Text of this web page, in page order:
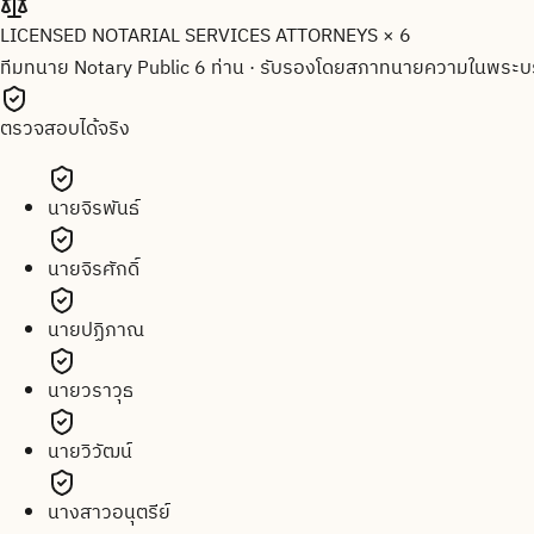
LICENSED NOTARIAL SERVICES ATTORNEYS × 6
ทีมทนาย Notary Public 6 ท่าน· รับรองโดยสภาทนายความในพระ
ตรวจสอบได้จริง
นายจิรพันธ์
นายจิรศักดิ์
นายปฏิภาณ
นายวราวุธ
นายวิวัฒน์
นางสาวอนุตรีย์